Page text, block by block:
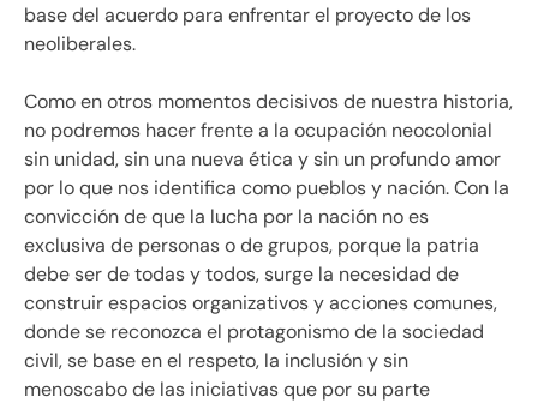
base del acuerdo para enfrentar el proyecto de los
neoliberales.
Como en otros momentos decisivos de nuestra historia,
no podremos hacer frente a la ocupación neocolonial
sin unidad, sin una nueva ética y sin un profundo amor
por lo que nos identifica como pueblos y nación. Con la
convicción de que la lucha por la nación no es
exclusiva de personas o de grupos, porque la patria
debe ser de todas y todos, surge la necesidad de
construir espacios organizativos y acciones comunes,
donde se reconozca el protagonismo de la sociedad
civil, se base en el respeto, la inclusión y sin
menoscabo de las iniciativas que por su parte